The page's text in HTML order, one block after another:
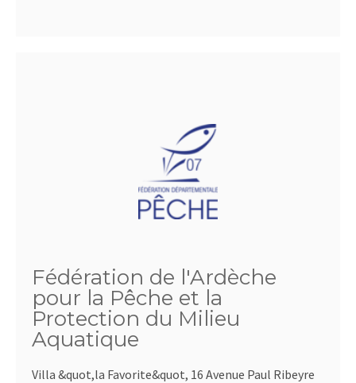
Fédération de l'Ardèche
pour la Pêche et la
Protection du Milieu
Aquatique
Villa &quot,la Favorite&quot, 16 Avenue Paul Ribeyre